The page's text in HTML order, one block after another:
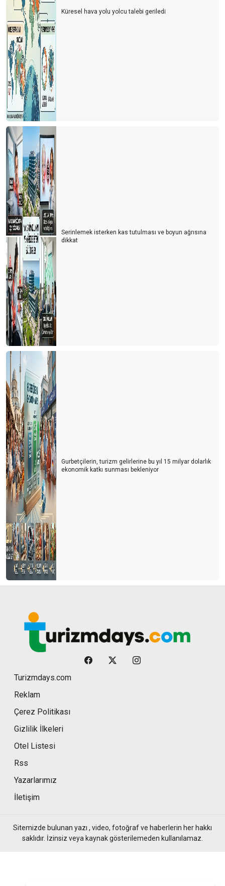
Küresel hava yolu yolcu talebi geriledi
Serinlemek isterken kas tutulması ve boyun ağrısına
dikkat
Gurbetçilerin, turizm gelirlerine bu yıl 15 milyar dolarlık
ekonomik katkı sunması bekleniyor
Turizmdays.com
Reklam
Çerez Politikası
Gizlilik İlkeleri
Otel Listesi
Rss
Yazarlarımız
İletişim
Sitemizde bulunan yazı , video, fotoğraf ve haberlerin her hakkı
saklıdır. İzinsiz veya kaynak gösterilemeden kullanılamaz.